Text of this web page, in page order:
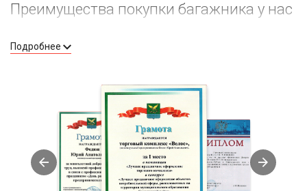
Преимущества покупки багажника у нас
багажники с разным функционалом, размером,
будет радовать вас долгое время, без поломок и
Надежные производители, которые заслужили доверие
и продолжают предлагать рынку отличную продукцию.
Выгодные цены на багажники. Покупая у нас, вы не
переплачиваете. У нас доступный прайс.
Индивидуальный подход к каждому вопросу клиента.
Помощь велоэксперта в подборе оборудования.
Подробнее